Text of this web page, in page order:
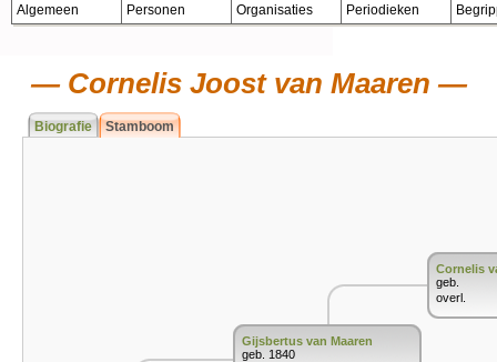
Algemeen Personen Organisaties Periodieken
Cornelis Joost van Maaren
Biografie Stamboom
Gijsbertus van Maaren
geb. 1840
Cornelis
geb.
overl.